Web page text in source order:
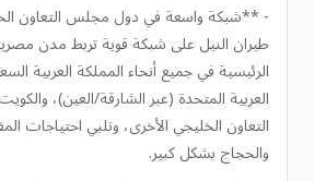
- **شبكة واسعة في دول مجلس التعاون
طيران النيل على شبكة قوية تربط مدن
الرئيسية في جميع أنحاء المملكة العربية
العربية المتحدة (عبر الشارقة/العين)،
التعاون الخليجي الأخرى، وتلبي احتياجات
والحجاج بشكل كبير.